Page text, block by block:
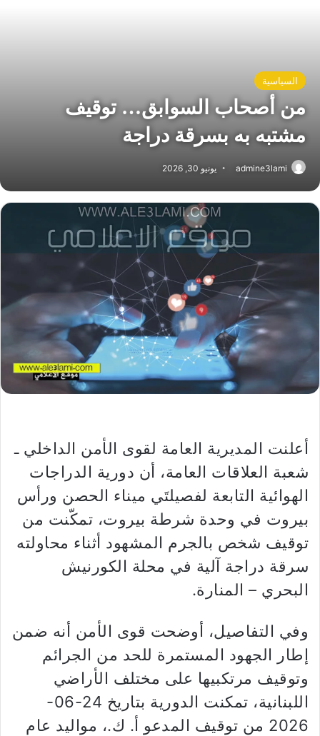
السياسية
من أصحاب السوابق… توقيف
مشتبه به بسرقة دراجة
admine3lami يونيو 30, 2026
أعلنت المديرية العامة لقوى الأمن الداخلي ـ
شعبة العلاقات العامة، أن دورية الدراجات
الهوائية التابعة لفصيلتَي ميناء الحصن ورأس
بيروت في وحدة شرطة بيروت، تمكّنت من
توقيف شخص بالجرم المشهود أثناء محاولته
سرقة دراجة آلية في محلة الكورنيش
البحري – المنارة.
وفي التفاصيل، أوضحت قوى الأمن أنه ضمن
إطار الجهود المستمرة للحد من الجرائم
وتوقيف مرتكبيها على مختلف الأراضي
اللبنانية، تمكنت الدورية بتاريخ 24-06-
2026 من توقيف المدعو أ. ك.، مواليد عام